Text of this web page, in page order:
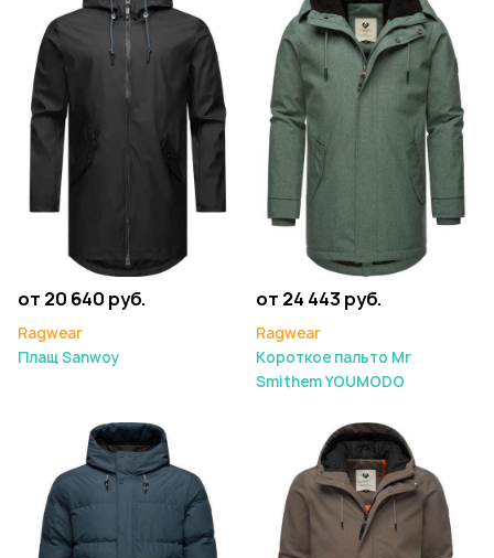
от 20 640 руб.
Ragwear
Плащ Sanwoy
от 24 443 руб.
Ragwear
Короткое пальто Mr
Smithem YOUMODO